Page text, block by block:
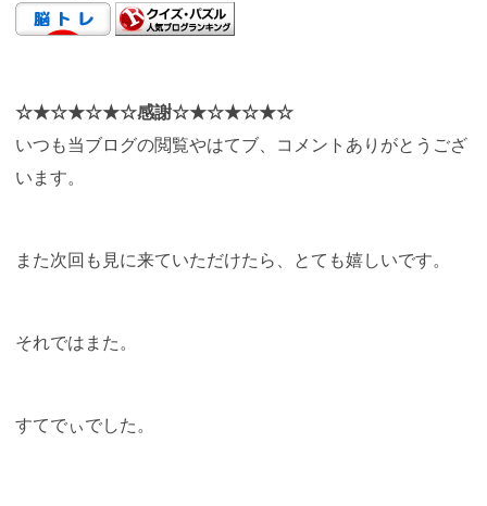
☆★☆★☆★☆感謝☆★☆★☆★☆
いつも当ブログの閲覧やはてブ、コメントありがとうござ
います。
また次回も見に来ていただけたら、とても嬉しいです。
それではまた。
すてでぃでした。